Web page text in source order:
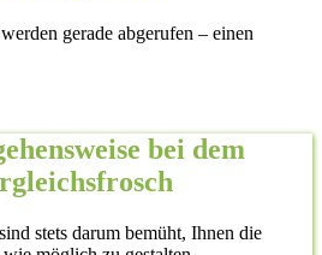
gerade abgerufen – einen
bei dem
sind stets darum bemüht, Ihnen die